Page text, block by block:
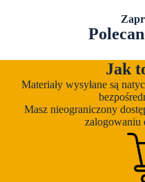
Jak
Materiały wysyłane są
Masz nieograniczony
zalogowaniu